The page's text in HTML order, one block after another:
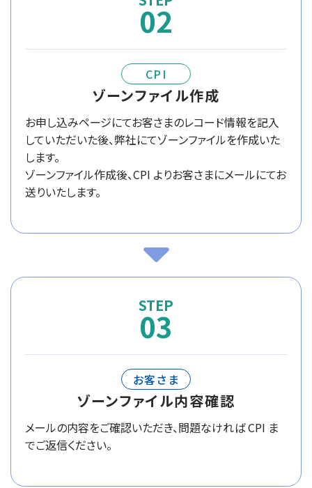
02
CPI
ゾーンファイル作成
お申し込みページにてお客さまのレコード情報を記入
していただいた後、弊社にてゾーンファイルを作成いた
します。
ゾーンファイル作成後、CPI よりお客さまにメールにてお
送りいたします。
03
お客さま
ゾーンファイル内容確認
メールの内容をご確認いただき、問題なければ CPI ま
でご返信ください。